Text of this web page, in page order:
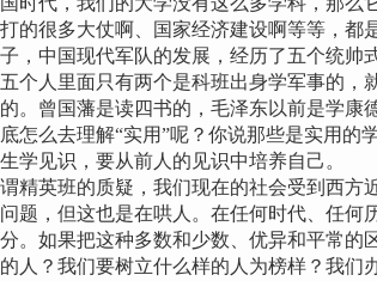
的很多大仗啊、国家经济建设啊等等，都
，中国现代军队的发展，经历了五个统帅
个人里面只有两个是科班出身学军事的，
。曾国藩是读四书的，毛泽东以前是学康
怎么去理解“实用”呢？你说那些是实用的
学见识，要从前人的见识中培养自己。
英班的质疑，我们现在的社会受到西方近
题，但这也是在哄人。在任何时代、任何
。如果把这种多数和少数、优异和平常的
人？我们要树立什么样的人为榜样？我们